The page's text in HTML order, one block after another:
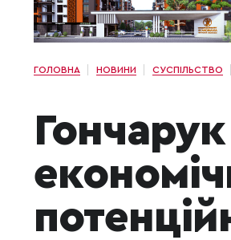
ГОЛОВНА НОВИНИ СУСПІЛЬСТВО